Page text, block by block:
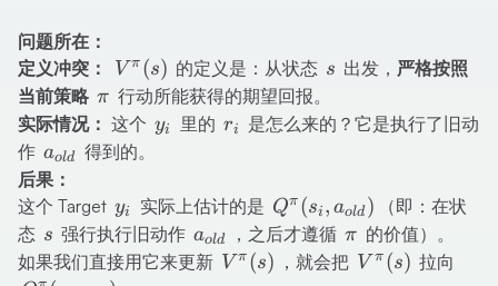
问题所在：
定义冲突：
V^\pi(s)
V π (s) 的定义是：从状态 ss 出发， 严格按照
当前策略 \pi
π 行动所能获得的期望回报。
实际情况： 这个 y_i
yi 里的 r_i
ri
是怎么来的？它是执行了旧动
作 a_{old}
aold
得到的。
后果：
这个 Target y_i
yi 实际上估计的是 Q^\pi(s_i,
a_{old})
Qπ (si , aold )
（即：在状
态 ss 强行执行旧动作 a_{old}
aold ，之后才遵循 \pi
π 的价值）。
如果我们直接用它来更新 V^\pi(s)
V π (s) ，就会把 V^\pi(s)
V π (s) 拉向